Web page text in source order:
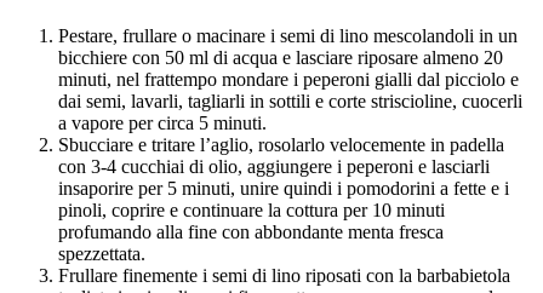
Pestare, frullare o macinare i semi di lino mescolandoli in un
bicchiere con 50 ml di acqua e lasciare riposare almeno 20
minuti, nel frattempo mondare i peperoni gialli dal picciolo e
dai semi, lavarli, tagliarli in sottili e corte striscioline, cuocerli
a vapore per circa 5 minuti.
Sbucciare e tritare l’aglio, rosolarlo velocemente in padella
con 3-4 cucchiai di olio, aggiungere i peperoni e lasciarli
insaporire per 5 minuti, unire quindi i pomodorini a fette e i
pinoli, coprire e continuare la cottura per 10 minuti
profumando alla fine con abbondante menta fresca
spezzettata.
Frullare finemente i semi di lino riposati con la barbabietola